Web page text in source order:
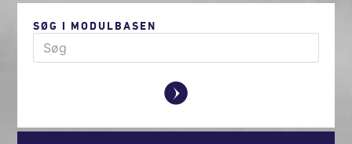
SØG I MODULBASEN
y